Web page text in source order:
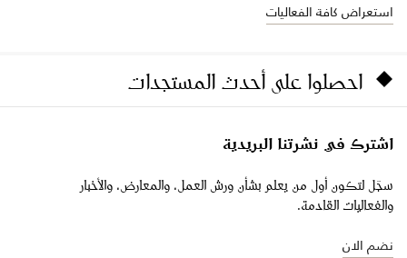
استعراض كافة الفعاليات
احصلوا على أحدث المستجدات
اشترك في نشرتنا البريدية
سجّل لتكون أول من يعلم بشأن ورش العمل، والمعارض، والأخبار
والفعاليات القادمة.
نضم الان